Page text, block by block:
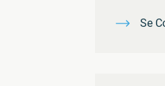
Se